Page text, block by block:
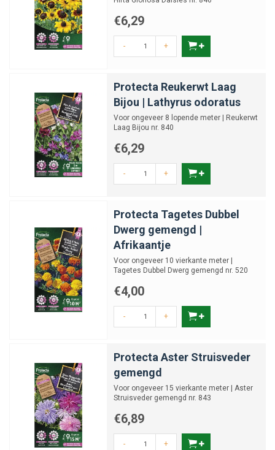
€6,29
- +
Protecta Reukerwt Laag
Bijou | Lathyrus odoratus
Voor ongeveer 8 lopende meter | Reukerwt
Laag Bijou nr. 840
€6,29
- +
Protecta Tagetes Dubbel
Dwerg gemengd |
Afrikaantje
Voor ongeveer 10 vierkante meter |
Tagetes Dubbel Dwerg gemengd nr. 520
€4,00
- +
Protecta Aster Struisveder
gemengd
Voor ongeveer 15 vierkante meter | Aster
Struisveder gemengd nr. 843
€6,89
- +